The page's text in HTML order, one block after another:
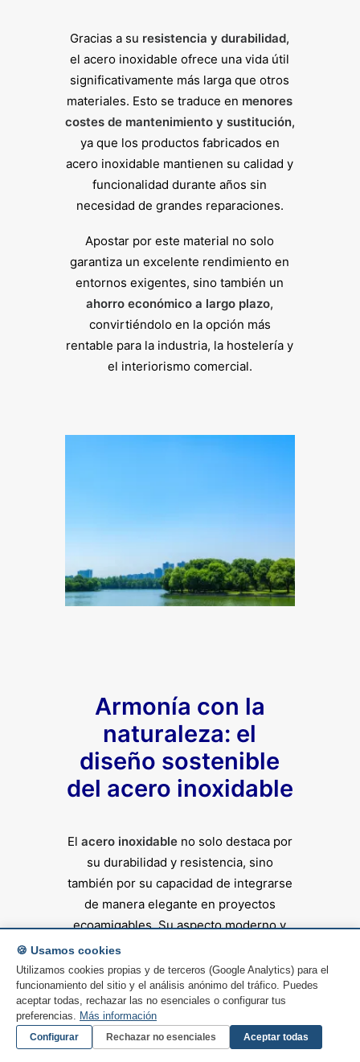
Gracias a su resistencia y durabilidad,
el acero inoxidable ofrece una vida útil
significativamente más larga que otros
materiales. Esto se traduce en menores
costes de mantenimiento y sustitución,
ya que los productos fabricados en
acero inoxidable mantienen su calidad y
funcionalidad durante años sin
necesidad de grandes reparaciones.
Apostar por este material no solo
garantiza un excelente rendimiento en
entornos exigentes, sino también un
ahorro económico a largo plazo,
convirtiéndolo en la opción más
rentable para la industria, la hostelería y
el interiorismo comercial.
Armonía con la
naturaleza: el
diseño sostenible
del acero inoxidable
El acero inoxidableno solo destaca por
su durabilidad y resistencia, sino
también por su capacidad de integrarse
de manera elegante en proyectos
ecoamigables. Su aspecto moderno y
versátil lo convierte en un material ideal
paraconstrucciones que buscan
equilibrar lo urbano con lo natural,
aportando un diseño limpio y
sofisticado.
🍪 Usamos cookies
Utilizamos cookies propias y de terceros (Google Analytics) para el
funcionamiento del sitio y el análisis anónimo del tráfico. Puedes
aceptar todas, rechazar las no esenciales o configurar tus
preferencias. Más información
Configurar Rechazar no esenciales Aceptar todas